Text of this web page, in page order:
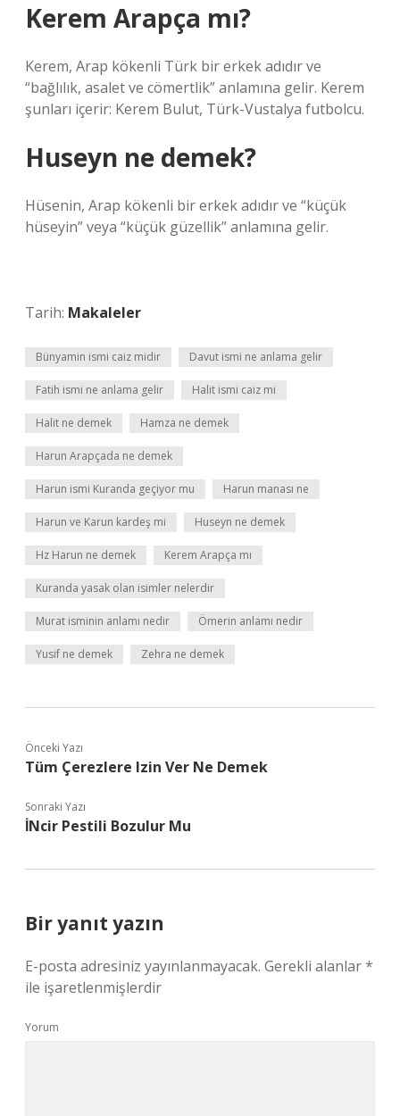
Kerem Arapça mı?
Kerem, Arap kökenli Türk bir erkek adıdır ve
“bağlılık, asalet ve cömertlik” anlamına gelir. Kerem
şunları içerir: Kerem Bulut, Türk-Vustalya futbolcu.
Huseyn ne demek?
Hüsenin, Arap kökenli bir erkek adıdır ve “küçük
hüseyin” veya “küçük güzellik” anlamına gelir.
Tarih: Makaleler
Bünyamin ismi caiz midir Davut ismi ne anlama gelir
Fatih ismi ne anlama gelir Halit ismi caiz mi
Halit ne demek Hamza ne demek
Harun Arapçada ne demek
Harun ismi Kuranda geçiyor mu Harun manası ne
Harun ve Karun kardeş mi Huseyn ne demek
Hz Harun ne demek Kerem Arapça mı
Kuranda yasak olan isimler nelerdir
Murat isminin anlamı nedir Ömerin anlamı nedir
Yusif ne demek Zehra ne demek
Önceki Yazı
Tüm Çerezlere Izin Ver Ne Demek
Sonraki Yazı
İNcir Pestili Bozulur Mu
Bir yanıt yazın
E-posta adresiniz yayınlanmayacak. Gerekli alanlar*
ile işaretlenmişlerdir
Yorum